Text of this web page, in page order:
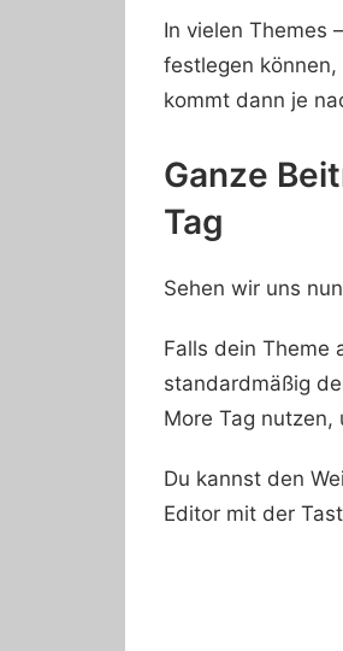
In vielen Themes
festlegen
kommt dann je
Ganze
Tag
Sehen wir uns
Falls dein Theme
standardmäßig
More Tag nutzen,
Du kannst den
Editor mit der